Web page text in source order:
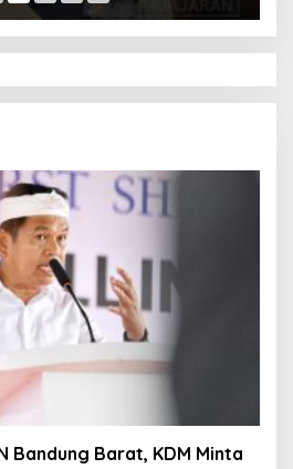
Bandung Barat, KDM Minta